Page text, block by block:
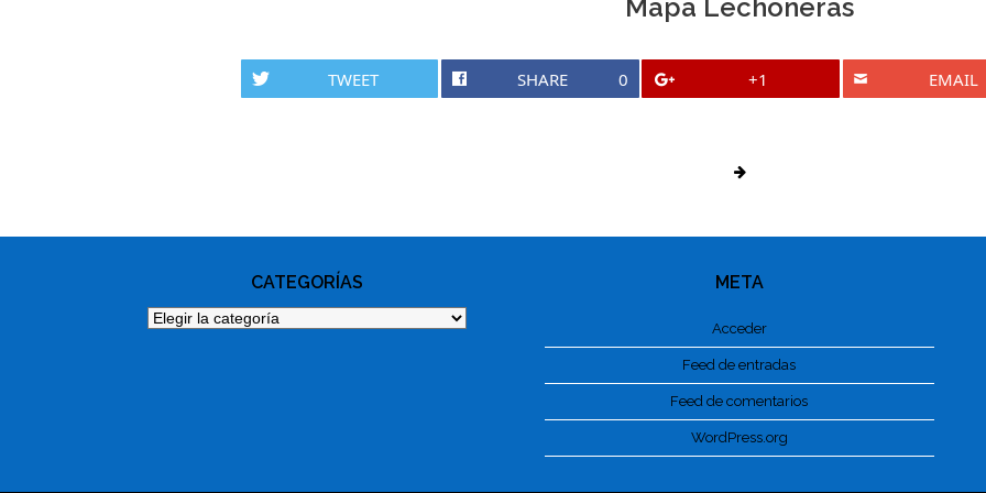
Mapa Lechoneras
TWEET SHARE 0 +1 EMAIL
CATEGORÍAS
Categorías
META
Acceder
Feed de entradas
Feed de comentarios
WordPress.org